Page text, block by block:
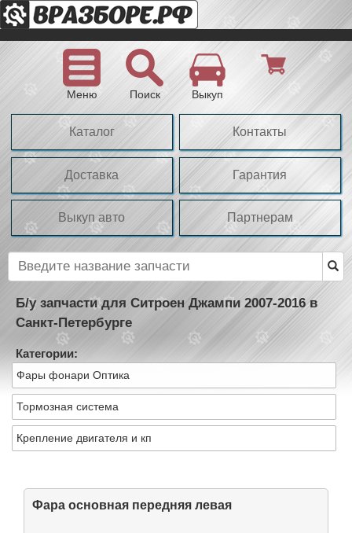
Меню Поиск Выкуп
Каталог Контакты
Доставка Гарантия
Выкуп авто Партнерам
Б/у запчасти для Ситроен Джампи 2007-2016 в
Санкт-Петербурге
Категории:
Фары фонари Оптика
Тормозная система
Крепление двигателя и кп
Фара основная передняя левая